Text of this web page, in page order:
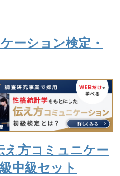
ーション検定・
え方コミュニケー
中級セット